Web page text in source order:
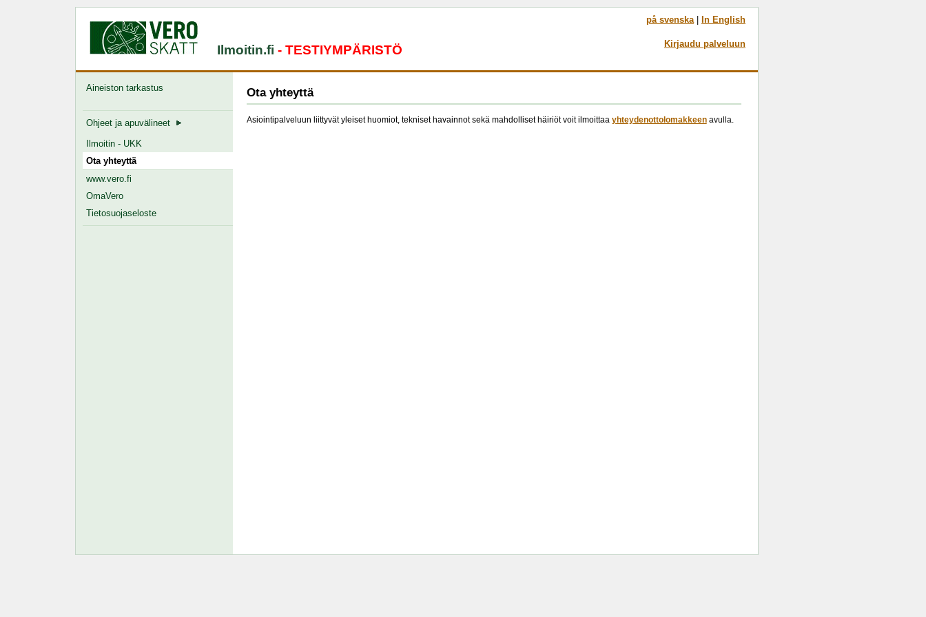
Ilmoitin.fi - TESTIYMPÄRISTÖ
på svenska| In English
Kirjaudu palveluun
Aineiston tarkastus
Ohjeet ja apuvälineet
Ilmoitin - UKK
Ota yhteyttä
www.vero.fi
OmaVero
Tietosuojaseloste
Ota yhteyttä
Asiointipalveluun liittyvät yleiset huomiot, tekniset havainnot sekä mahdolliset häiriöt voit ilmoittaa yhteydenottolomakkeen avulla.